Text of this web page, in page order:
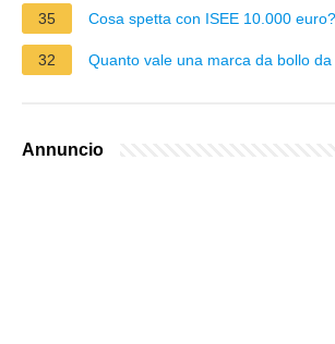
35 Cosa spetta con ISEE 10.000 euro?
32 Quanto vale una marca da bollo
Annuncio